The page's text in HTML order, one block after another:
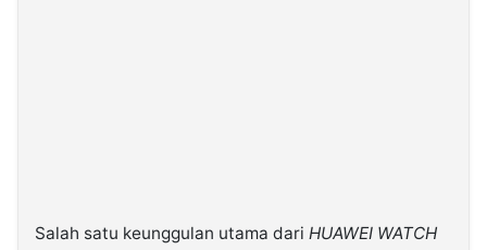
Salah satu keunggulan utama dari HUAWEI WATCH